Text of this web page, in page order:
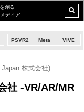
創る
ディア
PSVR2 Meta VIVE
株式会社)
社 -VR/AR/MR